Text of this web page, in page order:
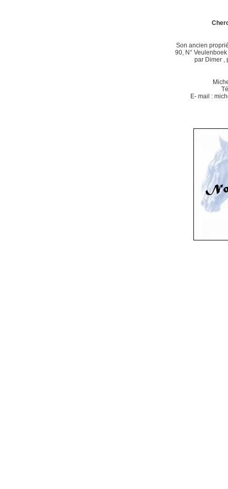
Son ancien
90, N°
par Dimer ,
E- mail :